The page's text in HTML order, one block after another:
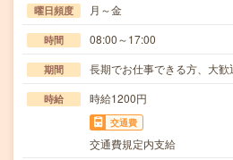
曜日頻度 月～金
時間 08:00～17:00
期間 長期でお仕事できる方、大歓
時給 時給1200円
交通費
交通費規定内支給